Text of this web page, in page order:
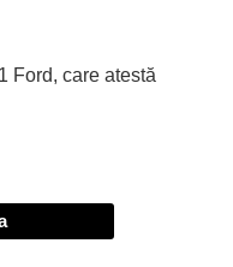
Ford, care atestă